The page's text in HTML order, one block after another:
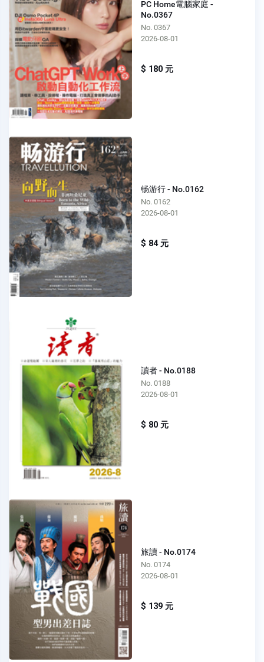
PC Home電腦家庭 -
No.0367
No. 0367
2026-08-01
$ 180 元
畅游行 - No.0162
No. 0162
2026-08-01
$ 84 元
讀者 - No.0188
No. 0188
2026-08-01
$ 80 元
旅讀 - No.0174
No. 0174
2026-08-01
$ 139 元